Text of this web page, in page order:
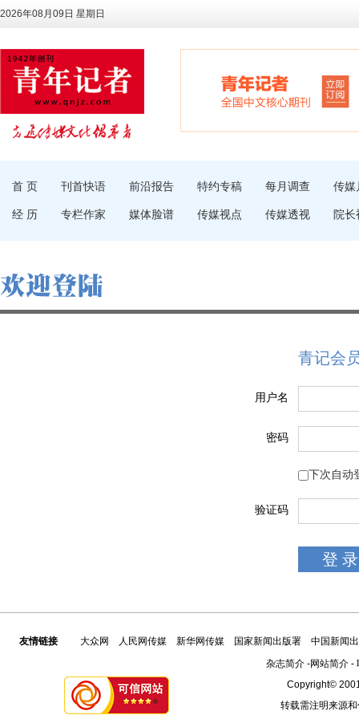
2026年08月09日 星期日
首 页 刊首快语 前沿报告 特约专稿 每月调查 传媒
经 历 专栏作家 媒体脸谱 传媒视点 传媒透视 院长
青记会
用户名
密码
下次自动
验证码
友情链接 大众网 人民网传媒 新华网传媒 国家新闻出版署
中国新闻
杂志简介 -网站简介 -
Copyright©
转载需注明来源